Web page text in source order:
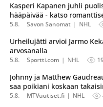
Kasperi Kapanen juhli
hääpäivää - katso
5.8. Savon Sanomat NHL
Urheilujätti arvioi Jarmo
arvosanalla
5.8. Sportti.com NHL
Johnny ja Matthew
saa poikiani koskaan
5.8. MTVuutiset.fi NHL